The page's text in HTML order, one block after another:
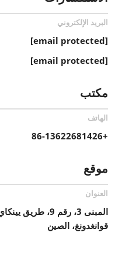
البريد الإلكتروني
[email protected]
[email protected]
مكتب
الهاتف
+86-13622681426
موقع
العنوان
المبنى 3، رقم 9،
قوانغدونغ، الصين